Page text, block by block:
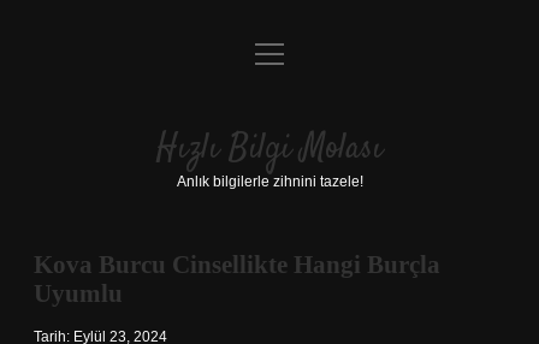
Anasayfa
Yasal Uyarı
menüyü
Hızlı Bilgi Molası
Anlık bilgilerle zihnini tazele!
Hızlı
Bilgi
Kova Burcu Cinsellikte Hangi Burçla
Uyumlu
Tarih: Eylül 23, 2024